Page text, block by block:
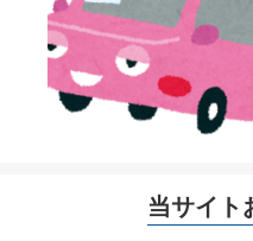
当サイト